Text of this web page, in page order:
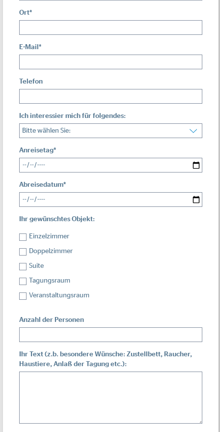
Ort*
E-Mail *
Telefon
Ich interessier mich für folgendes:
Anreisetag*
Abreisedatum*
Ihr gewünschtes Objekt:
Einzelzimmer
Doppelzimmer
Suite
Tagungsraum
Veranstaltungsraum
Anzahl der Personen
Ihr Text (z.b. besondere Wünsche: Zustellbett, Raucher,
Haustiere, Anlaß der Tagung etc.):